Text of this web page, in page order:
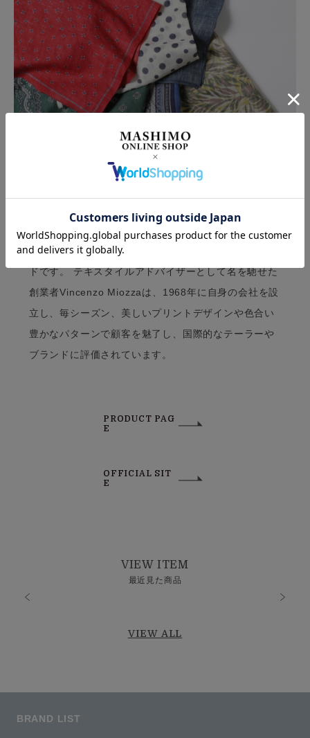
イタリア北部のコモ湖周辺を拠点とするネクタイ、ス
カーフのプリント生地を生産するファクトリーブラン
ドです。 テキスタイルアドバイザーとして名を馳せた
創業者Vincenzo Miozzaは、1968年に自身の会社を設
立し、毎シーズン、美しいプリントデザインや色合い
豊かなパターンで顧客を魅了し、国際的なテーラーや
ブランドに評価されています。
PRODUCT PAG
E
OFFICIAL SIT
E
VIEW ITEM
最近見た商品
VIEW ALL
BRAND LIST